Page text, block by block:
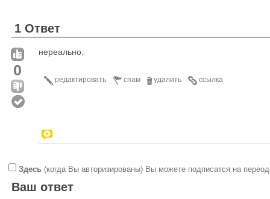
1 Ответ
0
нереально.
ссылка
удалить
спам
редактировать
Здесь (когда Вы авторизированы) Вы можете подписатся на
Ваш ответ